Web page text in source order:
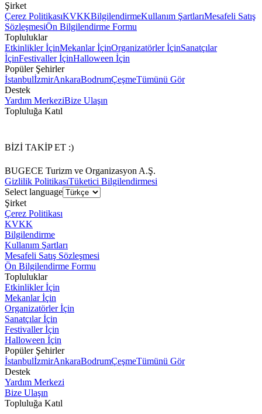
Şirket
Çerez PolitikasıKVKKBilgilendirmeKullanım ŞartlarıMesafeli Satış
SözleşmesiÖn Bilgilendirme Formu
Topluluklar
Etkinlikler İçinMekanlar İçinOrganizatörler İçinSanatçılar
İçinFestivaller İçinHalloween İçin
Popüler Şehirler
İstanbulİzmirAnkaraBodrumÇeşmeTümünü Gör
Destek
Yardım MerkeziBize Ulaşın
Topluluğa Katıl
BİZİ TAKİP ET :)
BUGECE Turizm ve Organizasyon A.Ş.
Gizlilik PolitikasıTüketici Bilgilendirmesi
Select language
Şirket
Çerez Politikası
KVKK
Bilgilendirme
Kullanım Şartları
Mesafeli Satış Sözleşmesi
Ön Bilgilendirme Formu
Topluluklar
Etkinlikler İçin
Mekanlar İçin
Organizatörler İçin
Sanatçılar İçin
Festivaller İçin
Halloween İçin
Popüler Şehirler
İstanbulİzmirAnkaraBodrumÇeşmeTümünü Gör
Destek
Yardım Merkezi
Bize Ulaşın
Topluluğa Katıl